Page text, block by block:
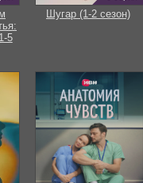
5
Шугар (1-2 сезон)